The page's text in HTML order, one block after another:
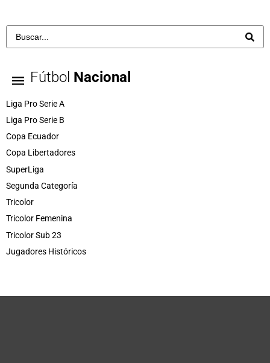
Fútbol Nacional
Liga Pro Serie A
Liga Pro Serie B
Copa Ecuador
Copa Libertadores
SuperLiga
Segunda Categoría
Tricolor
Tricolor Femenina
Tricolor Sub 23
Jugadores Históricos